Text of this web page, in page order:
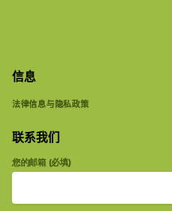
信息
法律信息与隐私政策
联系我们
您的邮箱 (必填)